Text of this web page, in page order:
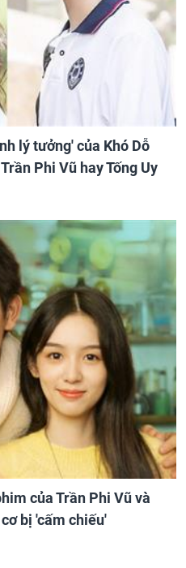
lý tưởng' của Khó Dỗ
Phi Vũ hay Tống Uy
của Trần Phi Vũ và
bị 'cấm chiếu'